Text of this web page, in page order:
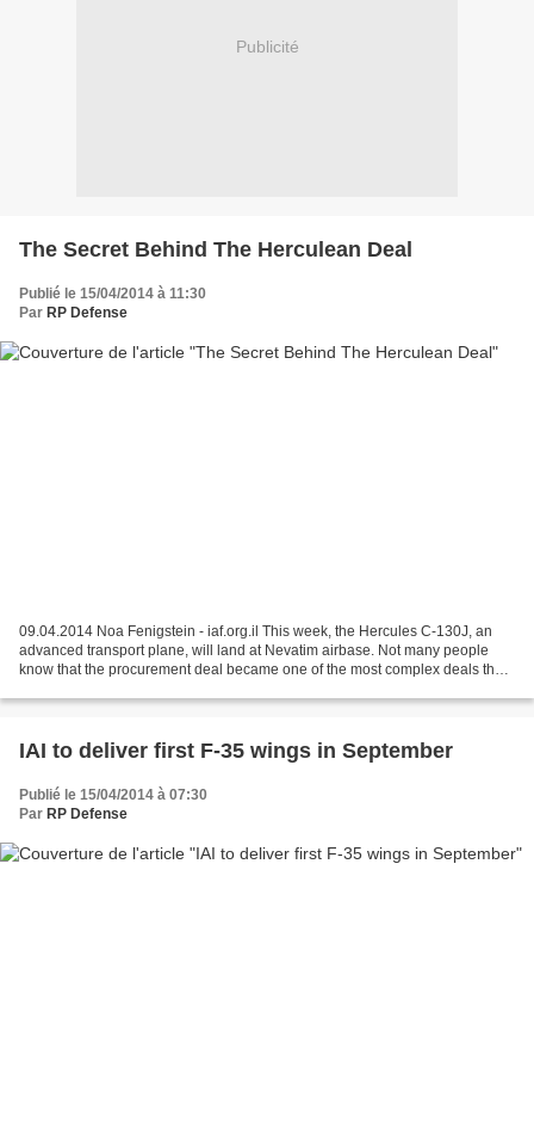
Publicité
The Secret Behind The Herculean Deal
Publié le 15/04/2014 à 11:30
Par RP Defense
09.04.2014 Noa Fenigstein - iaf.org.il This week, the Hercules C-130J, an
advanced transport plane, will land at Nevatim airbase. Not many people
know that the procurement deal became one of the most complex deals the
IAI to deliver first F-35 wings in September
Publié le 15/04/2014 à 07:30
Par RP Defense